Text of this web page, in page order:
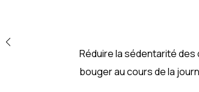
Réduire la sédentarité
bouger au cours de la